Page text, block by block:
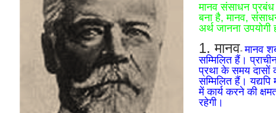
मानव संसाधन
बना है, मानव,
अर्थ जानना उपयोगी
1. मानव-मानव
सम्मिलित हैं।
प्रथा के समय दासों
सम्मिलित हैं।
में कार्य करने की
रहेगी।